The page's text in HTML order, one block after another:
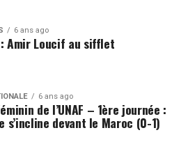
6 ans ago
: Amir Loucif au sifflet
6 ans ago
de l’UNAF – 1ère journée :
s’incline devant le Maroc (0-1)